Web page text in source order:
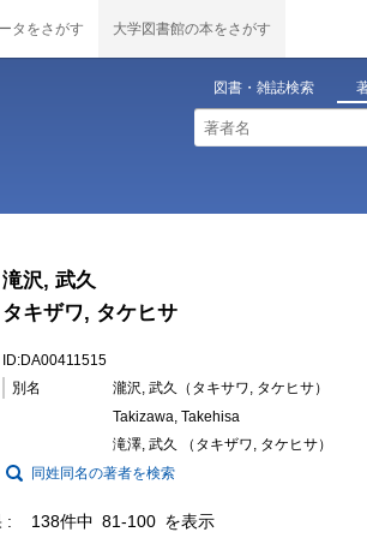
タをさがす 大学図書館の本をさがす
図書・雑誌検索
滝沢, 武久
タキザワ, タケヒサ
ID:DA00411515
別名
瀧沢, 武久（タキサワ, タケヒサ）
Takizawa, Takehisa
滝澤, 武久 （タキザワ, タケヒサ）
同姓同名の著者を検索
138件中 81-100 を表示